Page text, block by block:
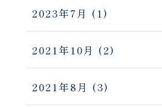
2023年7月 (1)
2021年10月 (2)
2021年8月 (3)